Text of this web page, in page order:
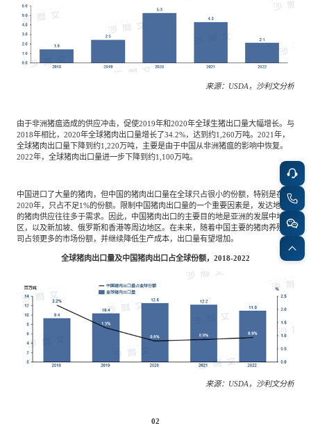
来源：USDA，沙利文分析
由于非洲猪瘟造成的供应冲击，促使2019年和2020年全球生猪出口量大幅增长。与
2018年相比，2020年全球猪肉出口量增长了34.2%，达到约1,260万吨。2021年，
全球猪肉出口量下降到约1,220万吨，主要是由于中国从非洲猪瘟的影响中恢复。
2022年，全球猪肉出口量进一步下降到约1,100万吨。
中国进口了大量的猪肉，但中国的猪肉出口量在全球只占很小的份额，特别是在
2020年，只占不足1%的份额。限制中国猪肉出口量的一个重要因素是，发达地区
的猪肉供应往往多于需求。因此，中国猪肉出口的主要目的地是亚洲的发展中地
区，以及新加坡、俄罗斯和香港等周边地区。在未来，随着中国主要的猪肉养殖公
司占领更多的市场份额，并继续降低生产成本，出口量有望增加。
全球猪肉出口量及中国猪肉出口占全球份额，2018-2022
来源：USDA，沙利文分析
02